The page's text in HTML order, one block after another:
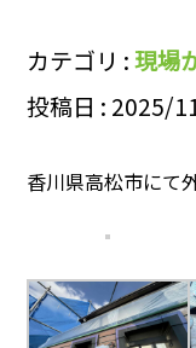
カテゴリ :現場
投稿日 : 2025/
香川県高松市にて